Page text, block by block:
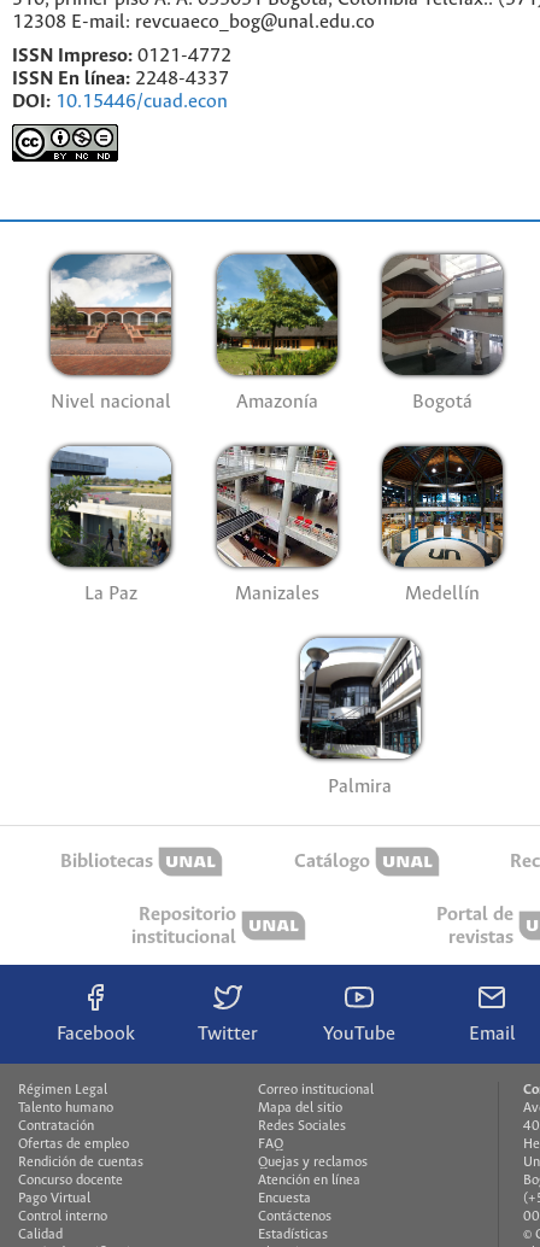
12308 E-mail: revcuaeco_bog@unal.edu.co
ISSN Impreso: 0121-4772
ISSN En línea: 2248-4337
DOI: 10.15446/cuad.econ
Nivel nacional Amazonía Bogotá
La Paz Manizales Medellín
Palmira
Bibliotecas Catálogo
Repositorio
institucional
Portal de
revistas
Facebook Twitter YouTube Email
Régimen Legal
Talento humano
Contratación
Ofertas de empleo
Rendición de cuentas
Concurso docente
Pago Virtual
Control interno
Calidad
Correo institucional
Mapa del sitio
Redes Sociales
FAQ
Quejas y reclamos
Atención en línea
Encuesta
Contáctenos
Estadísticas
©